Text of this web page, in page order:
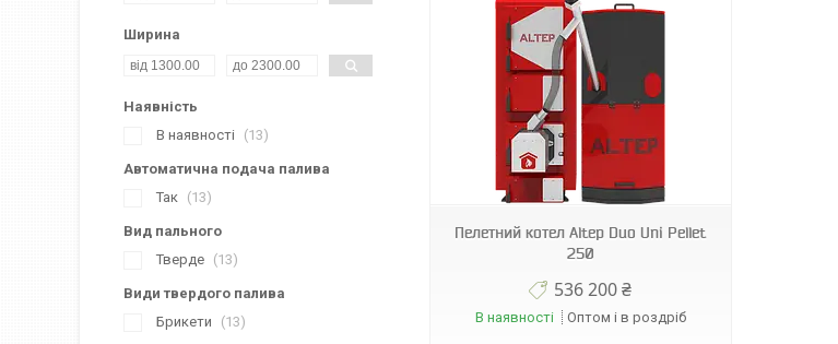
Пелетний котел Altep Duo Uni Pellet
250
536 200 ₴
В наявності Оптом і в роздріб
Ширина
Наявність
В наявності
13
Автоматична подача палива
Так
13
Вид пального
Тверде
13
Види твердого палива
Брикети
13